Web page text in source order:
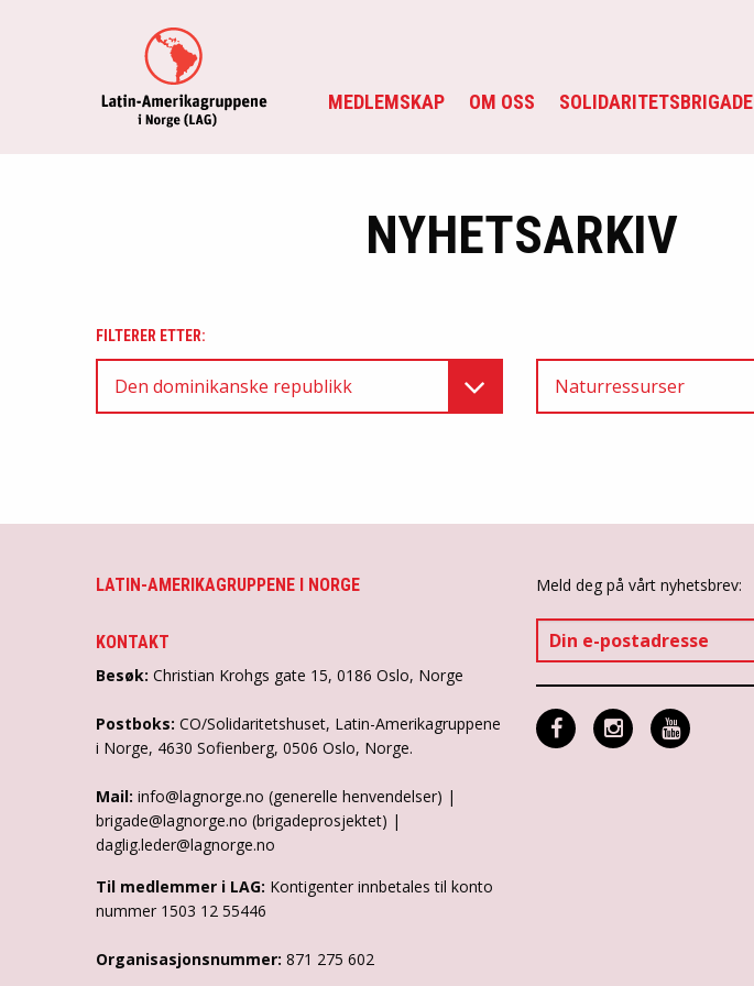
MEDLEMSKAP OM OSS SOLIDARITETSBRIGADE
NYHETSARKIV
FILTERER ETTER:
Den dominikanske republikk Naturressurser
LATIN-AMERIKAGRUPPENE I NORGE
KONTAKT
Besøk: Christian Krohgs gate 15, 0186 Oslo, Norge
Postboks: CO/Solidaritetshuset, Latin-Amerikagruppene
i Norge, 4630 Sofienberg, 0506 Oslo, Norge.
Mail: info@lagnorge.no (generelle henvendelser) |
brigade@lagnorge.no (brigadeprosjektet) |
daglig.leder@lagnorge.no
Til medlemmer i LAG: Kontigenter innbetales til konto
nummer 1503 12 55446
Organisasjonsnummer: 871 275 602
Meld deg på vårt nyhetsbrev: